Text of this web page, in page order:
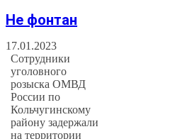
Не фонтан
17.01.2023
Сотрудники
уголовного
розыска ОМВД
России по
Кольчугинскому
району задержали
на территории